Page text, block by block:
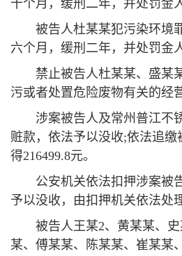
十个月，缓刑二年，并处罚金
被告人杜某某犯污染环境
六个月，缓刑二年，并处罚金
禁止被告人杜某某、盛某
污或者处置危险废物有关的经
涉案被告人及常州普江不
赃款，依法予以没收;依法追
得216499.8元。
公安机关依法扣押涉案被
予以没收，由扣押机关依法处
被告人王某2、黄某某、
某、傅某某、陈某某、崔某某